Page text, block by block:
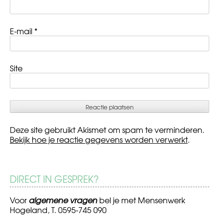
E-mail *
Site
Deze site gebruikt Akismet om spam te verminderen.
Bekijk hoe je reactie gegevens worden verwerkt.
DIRECT IN GESPREK?
Voor algemene vragen bel je met Mensenwerk
Hogeland, T. 0595-745 090